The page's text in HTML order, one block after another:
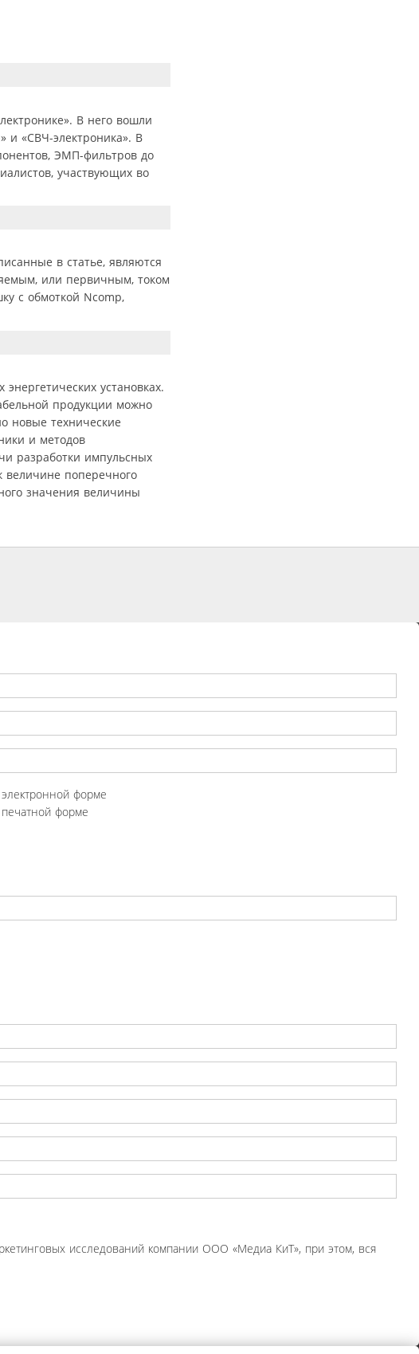
В него вошли
и «СВЧ-электроника». В
ЭМП-фильтров до
участвующих во
в статье, являются
или первичным, током
с обмоткой Ncomp,
установках.
продукции можно
новые технические
и методов
разработки импульсных
величине поперечного
значения величины
форме
форме
исследований компании ООО «Медиа КиТ», при этом, вся